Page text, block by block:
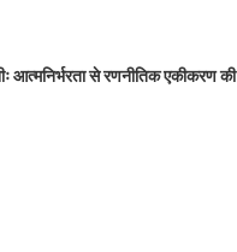
आत्मनिर्भरता से रणनीतिक एकीकरण की